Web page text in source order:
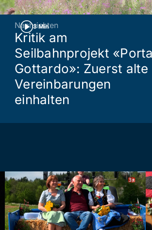
3 Min
Nachrichten
Kritik am
Seilbahnprojekt «Porta
Gottardo»: Zuerst alte
Vereinbarungen
einhalten